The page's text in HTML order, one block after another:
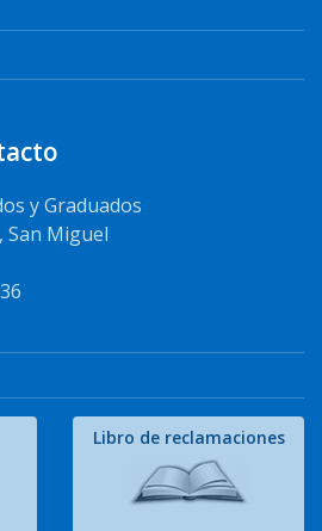
y Graduados
San Miguel
Libro de reclamaciones